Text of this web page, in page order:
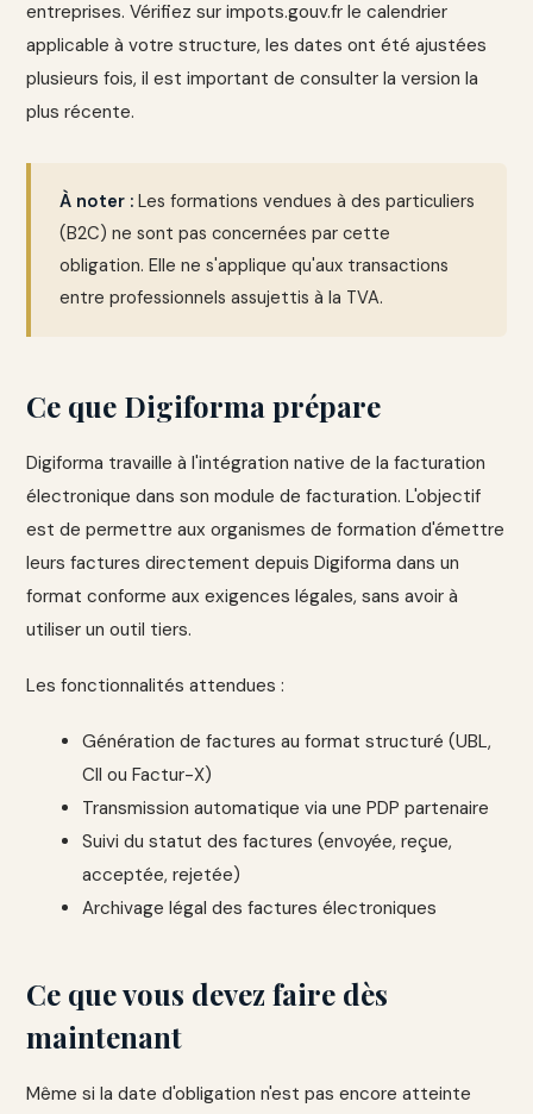
entreprises. Vérifiez sur impots.gouv.fr le calendrier
applicable à votre structure, les dates ont été ajustées
plusieurs fois, il est important de consulter la version la
plus récente.
À noter : Les formations vendues à des particuliers
(B2C) ne sont pas concernées par cette
obligation. Elle ne s'applique qu'aux transactions
entre professionnels assujettis à la TVA.
Ce que Digiforma prépare
Digiforma travaille à l'intégration native de la facturation
électronique dans son module de facturation. L'objectif
est de permettre aux organismes de formation d'émettre
leurs factures directement depuis Digiforma dans un
format conforme aux exigences légales, sans avoir à
utiliser un outil tiers.
Les fonctionnalités attendues :
Génération de factures au format structuré (UBL,
CII ou Factur-X)
Transmission automatique via une PDP partenaire
Suivi du statut des factures (envoyée, reçue,
acceptée, rejetée)
Archivage légal des factures électroniques
Ce que vous devez faire dès
maintenant
Même si la date d'obligation n'est pas encore atteinte